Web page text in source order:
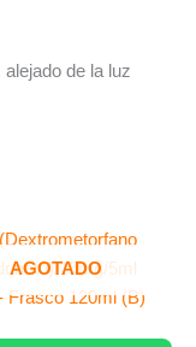
de la luz
AGOTADO